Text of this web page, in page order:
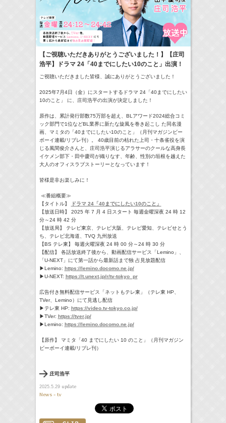
【ご視聴いただきありがとうございました！】【庄司
浩平】ドラマ 24「40までにしたい10のこと」出演！
ご視聴いただきました皆様、誠にありがとうございました！
2025年7月4日（金）にスタートするドラマ 24「40までにしたい
10のこと」 に、庄司浩平の出演が決定しました！
原作は、累計発行部数75万部を超え、BLアワード2024総合コミ
ック部門で1位などBL業界に新たな旋風を巻き起こし た同名漫
画、マミタの「40までにしたい10のこと」（月刊マガジンビー
ボーイ連載/リブレ刊）。 40歳目前の枯れた上司・十条雀役を演
じる風間俊介さんと、庄司浩平演じるアラサーのクールな高身長
イケメン部下・田中慶司が織りなす、年齢、性別の垣根を越えた
大人のオフィスラブストーリーとなっています！
皆様是非お楽しみに！
≪番組概要≫
【タイトル】
ドラマ 24「40までにしたい10のこと」
【放送日時】 2025 年 7 月 4 日スタート 毎週金曜深夜 24 時 12
分～24 時 42 分
【放送局】 テレビ東京、テレビ大阪、テレビ愛知、テレビせとう
ち、テレビ北海道、TVQ 九州放送
【BS テレ東】 毎週火曜深夜 24 時 00 分～24 時 30 分
【配信】 各話放送終了後から、動画配信サービス「Lemino」、
「U-NEXT」にて第一話から最新話まで独 占見放題配信
▶Lemino: https://lemino.docomo.ne.jp/
▶U-NEXT: https://t.unext.jp/r/tv-tokyo_pr
広告付き無料配信サービス「ネットもテレ東」（テレ東 HP、
TVer、Lemino）にて見逃し配信
▶テレ東 HP: https://video.tv-tokyo.co.jp/
▶TVer: https://tver.jp/
▶Lemino: https://lemino.docomo.ne.jp/
【原作】 マミタ「40 までにしたい 10 のこと」（月刊マガジン
ビーボーイ連載/リブレ刊）
庄司浩平
2025.5.29update
News - tv